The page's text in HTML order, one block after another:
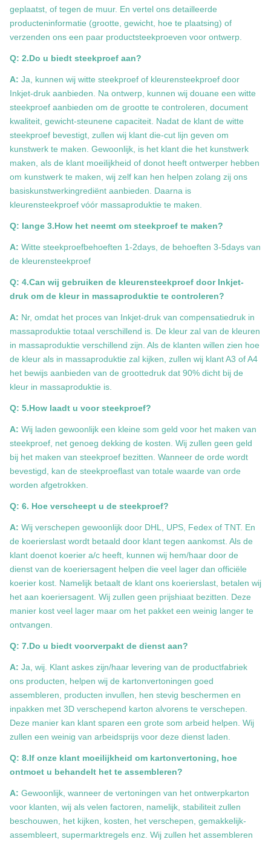
geplaatst, of tegen de muur. En vertel ons detailleerde
producteninformatie (grootte, gewicht, hoe te plaatsing) of
verzenden ons een paar productsteekproeven voor ontwerp.
Q: 2.Do u biedt steekproef aan?
A: Ja, kunnen wij witte steekproef of kleurensteekproef door
Inkjet-druk aanbieden. Na ontwerp, kunnen wij douane een witte
steekproef aanbieden om de grootte te controleren, document
kwaliteit, gewicht-steunene capaciteit. Nadat de klant de witte
steekproef bevestigt, zullen wij klant die-cut lijn geven om
kunstwerk te maken. Gewoonlijk, is het klant die het kunstwerk
maken, als de klant moeilijkheid of donot heeft ontwerper hebben
om kunstwerk te maken, wij zelf kan hen helpen zolang zij ons
basiskunstwerkingrediënt aanbieden. Daarna is
kleurensteekproef vóór massaproduktie te maken.
Q: lange 3.How het neemt om steekproef te maken?
A: Witte steekproefbehoeften 1-2days, de behoeften 3-5days van
de kleurensteekproef
Q: 4.Can wij gebruiken de kleurensteekproef door Inkjet-
druk om de kleur in massaproduktie te controleren?
A: Nr, omdat het proces van Inkjet-druk van compensatiedruk in
massaproduktie totaal verschillend is. De kleur zal van de kleuren
in massaproduktie verschillend zijn. Als de klanten willen zien hoe
de kleur als in massaproduktie zal kijken, zullen wij klant A3 of A4
het bewijs aanbieden van de groottedruk dat 90% dicht bij de
kleur in massaproduktie is.
Q: 5.How laadt u voor steekproef?
A: Wij laden gewoonlijk een kleine som geld voor het maken van
steekproef, net genoeg dekking de kosten. Wij zullen geen geld
bij het maken van steekproef bezitten. Wanneer de orde wordt
bevestigd, kan de steekproeflast van totale waarde van orde
worden afgetrokken.
Q: 6. Hoe verscheept u de steekproef?
A: Wij verschepen gewoonlijk door DHL, UPS, Fedex of TNT. En
de koerierslast wordt betaald door klant tegen aankomst. Als de
klant doenot koerier a/c heeft, kunnen wij hem/haar door de
dienst van de koeriersagent helpen die veel lager dan officiële
koerier kost. Namelijk betaalt de klant ons koerierslast, betalen wij
het aan koeriersagent. Wij zullen geen prijshiaat bezitten. Deze
manier kost veel lager maar om het pakket een weinig langer te
ontvangen.
Q: 7.Do u biedt voorverpakt de dienst aan?
A: Ja, wij. Klant askes zijn/haar levering van de productfabriek
ons producten, helpen wij de kartonvertoningen goed
assembleren, producten invullen, hen stevig beschermen en
inpakken met 3D verschepend karton alvorens te verschepen.
Deze manier kan klant sparen een grote som arbeid helpen. Wij
zullen een weinig van arbeidsprijs voor deze dienst laden.
Q: 8.If onze klant moeilijkheid om kartonvertoning, hoe
ontmoet u behandelt het te assembleren?
A: Gewoonlijk, wanneer de vertoningen van het ontwerpkarton
voor klanten, wij als velen factoren, namelijk, stabiliteit zullen
beschouwen, het kijken, kosten, het verschepen, gemakkelijk-
assembleert, supermarktregels enz. Wij zullen het assembleren